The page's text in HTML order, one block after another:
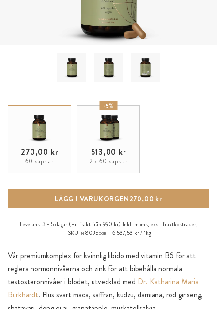
Vår premiumkomplex för kvinnlig libido med vitamin B6 för att
reglera hormonnivåerna och zink för att bibehålla normala
testosteronnivåer i blodet, utvecklad med Dr. Katharina Maria
Burkhardt. Plus svart maca, saffran, kudzu, damiana, röd ginseng,
270,00 kr
60 kapslar
-5%
513,00 kr
2 x 60 kapslar
LÄGG I VARUKORGEN270,00 kr
Leverans: 3 - 5 dagar (Fri frakt från 990 kr) Inkl. moms, exkl. fraktkostnader,
SKU
N 8095CGB 6 537,53 kr / 1kg